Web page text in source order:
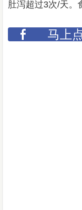
肚泻超过3次/天。
马上